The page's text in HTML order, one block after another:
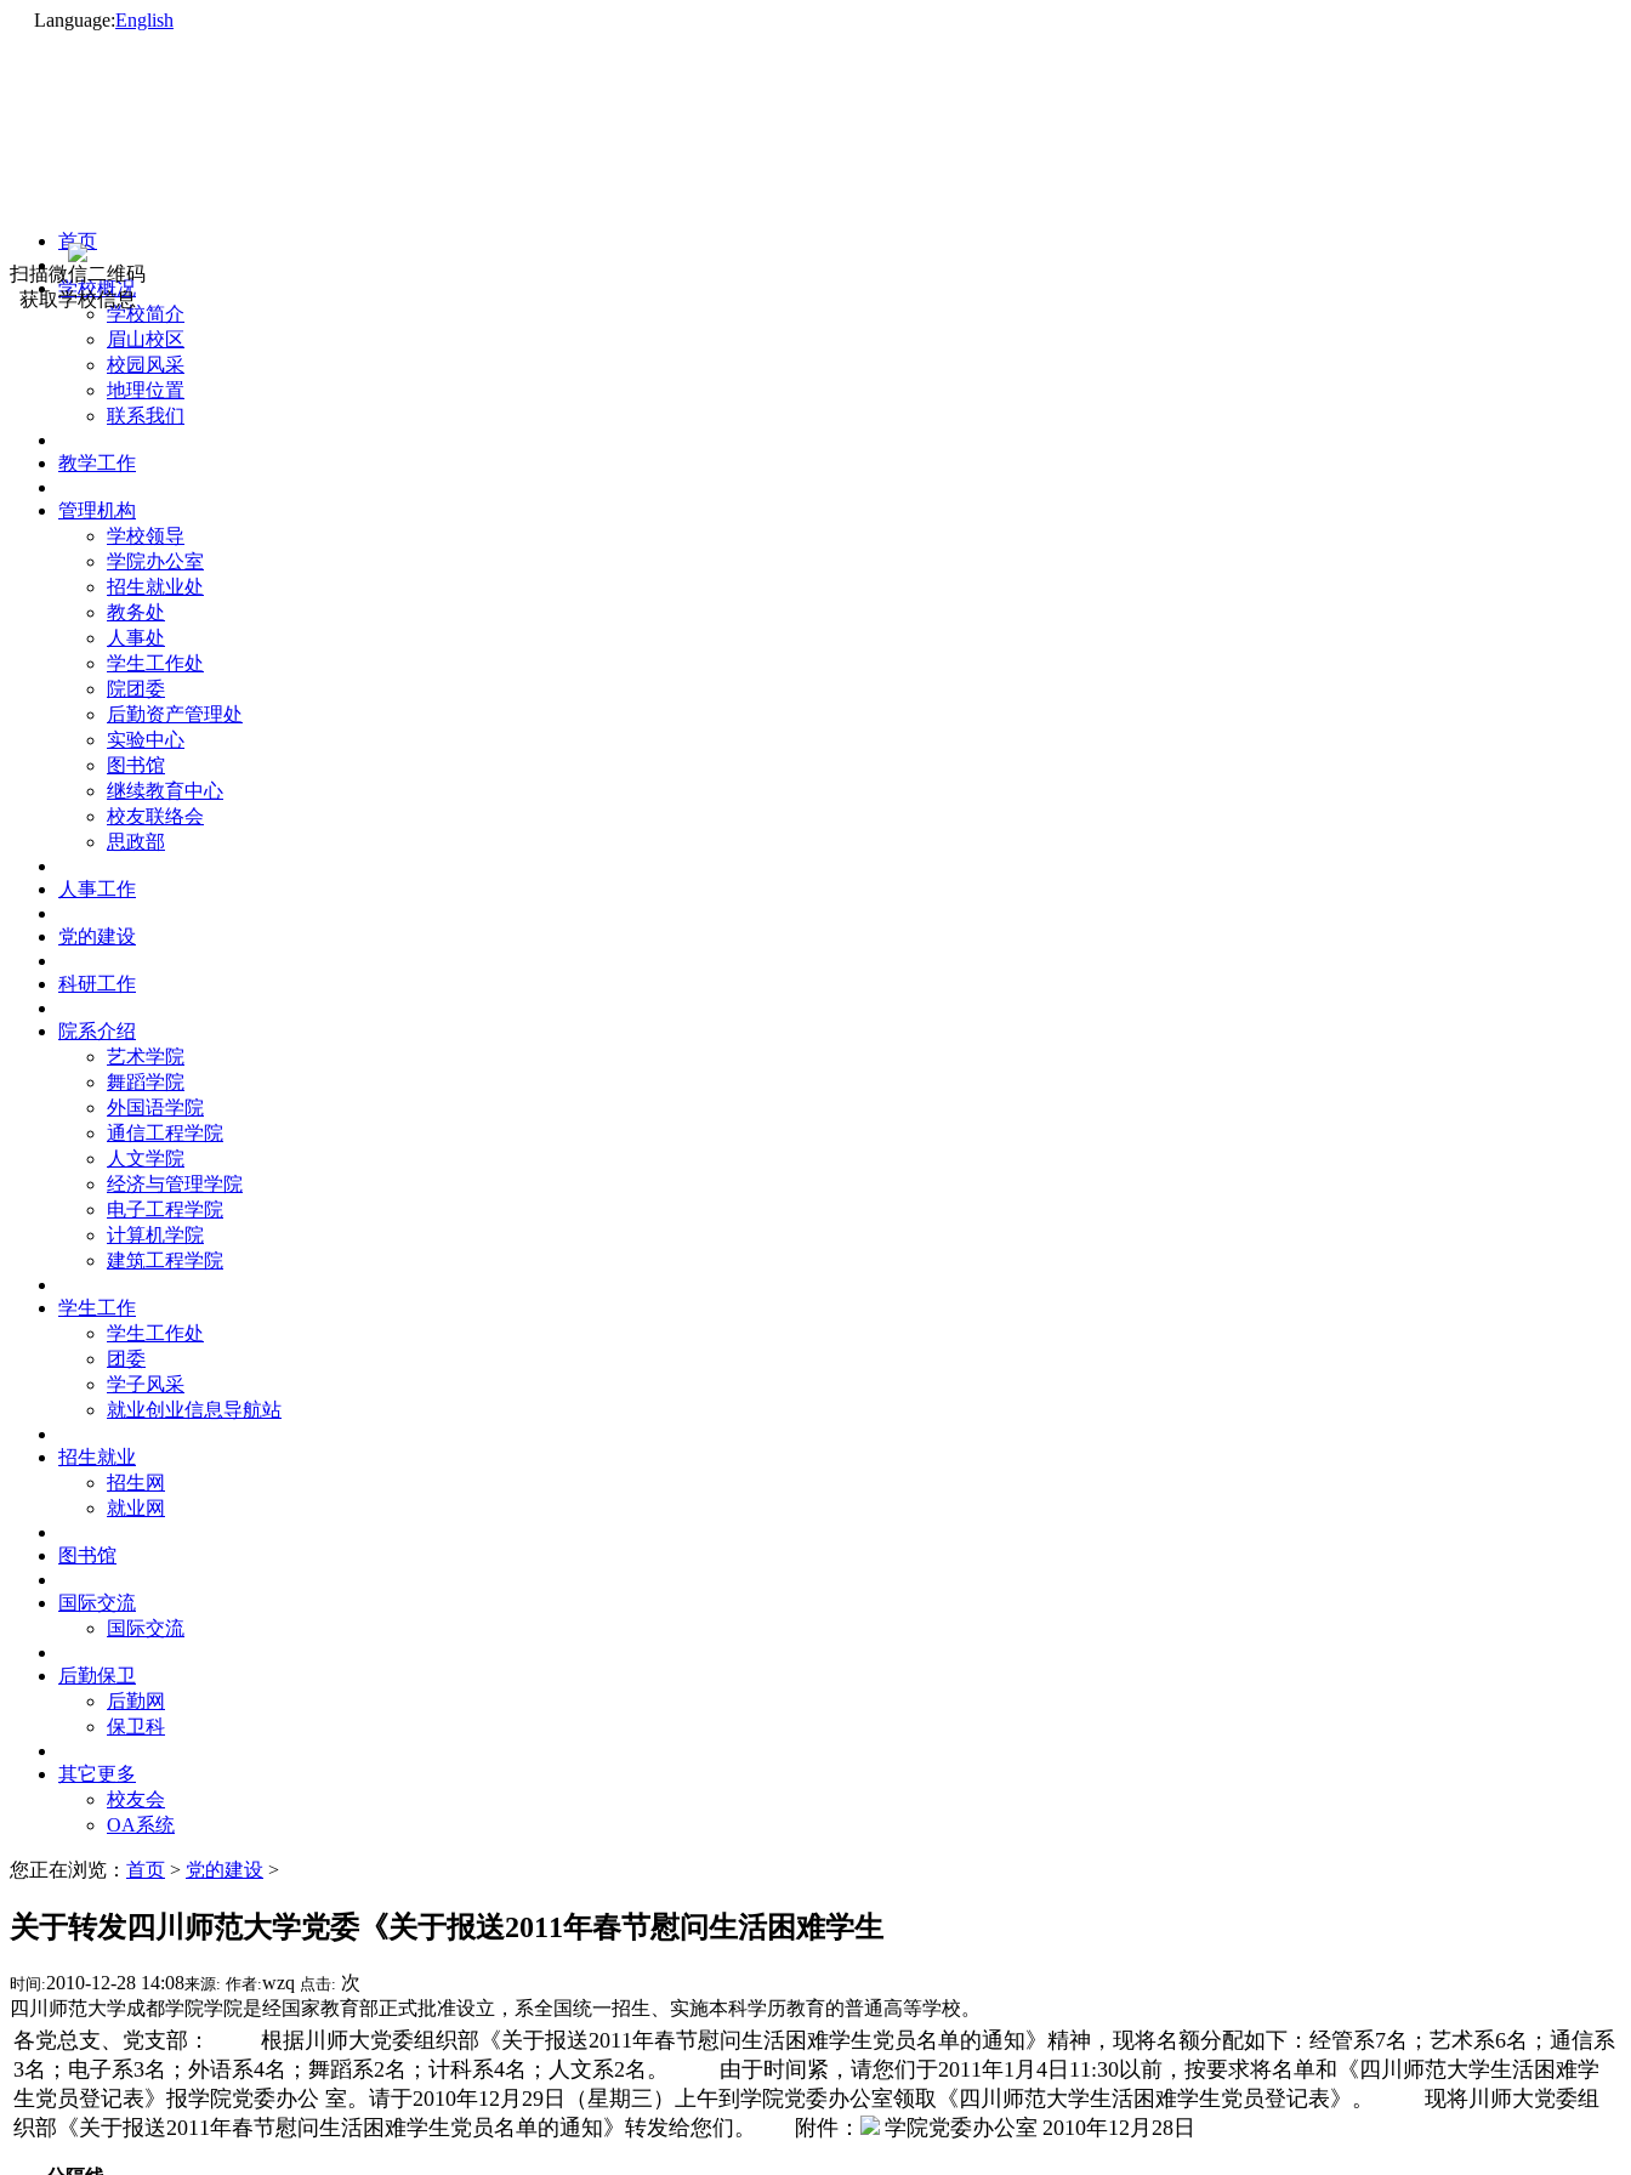
Language:English
首页
学校概况
学校简介
眉山校区
校园风采
地理位置
联系我们
教学工作
管理机构
学校领导
学院办公室
招生就业处
教务处
人事处
学生工作处
院团委
后勤资产管理处
实验中心
图书馆
继续教育中心
校友联络会
思政部
人事工作
党的建设
科研工作
院系介绍
艺术学院
舞蹈学院
外国语学院
通信工程学院
人文学院
经济与管理学院
电子工程学院
计算机学院
建筑工程学院
学生工作
学生工作处
团委
学子风采
就业创业信息导航站
招生就业
招生网
就业网
图书馆
国际交流
国际交流
后勤保卫
后勤网
保卫科
其它更多
校友会
OA系统
您正在浏览： 首页 > 党的建设 >
关于转发四川师范大学党委《关于报送2011年春节慰问生活困难学生
时间:2010-12-28 14:08来源: 作者:wzq 点击: 次
四川师范大学成都学院学院是经国家教育部正式批准设立，系全国统一招生、实施本科学历教育的普通高等学校。
各党总支、党支部：
根据川师大党委组织部《关于报送2011年春节慰问生活困难学生党员名单的通知》精神，现将名额分配如下：经管系7名；艺术系6名；通信系
3名；电子系3名；外语系4名；舞蹈系2名；计科系4名；人文系2名。
由于时间紧，请您们于2011年1月4日11:30以前，按要求将名单和《四川师范大学生活困难学
生党员登记表》报学院党委办公 室。请于2010年12月29日（星期三）上午到学院党委办公室领取《四川师范大学生活困难学生党员登记表》。
现将川师大党委组
织部《关于报送2011年春节慰问生活困难学生党员名单的通知》转发给您们。
附件： 学院党委办公室 2010年12月28日
扫描微信二维码
获取学校信息